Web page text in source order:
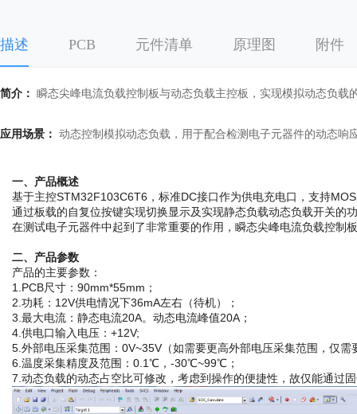
描述 PCB 元件清单 原理图 附件
简介： 瞬态尖峰电流负载控制板与动态负载主控板，实现模拟动态负
应用场景： 动态控制模拟动态负载，用于配合检测电子元器件的动态响
一、产品概述
基于主控STM32F103C6T6，标准DC接口作为供电充电口，支持
通过板载的自复位按键实现切换显示及实现静态负载动态负载开关的
在测试电子元器件中起到了非常重要的作用，瞬态尖峰电流负载控制
二、产品参数
产品的主要参数：
1.PCB尺寸：90mm*55mm；
2.功耗：12V供电情况下36mA左右（待机）；
3.最大电流：静态电流20A。动态电流峰值20A；
4.供电口输入电压：+12V;
5.外部电压采集范围：0V~35V（如需要更高外部电压采集范围，仅
6.温度采集精度及范围：0.1℃，-30℃~99℃；
7.动态负载的动态占空比可修改，考虑到操作的便捷性，故仅能通过